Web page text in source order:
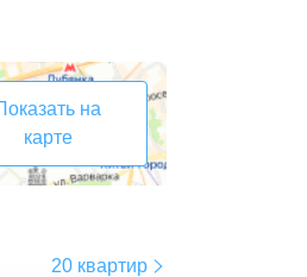
на
карте
20 квартир